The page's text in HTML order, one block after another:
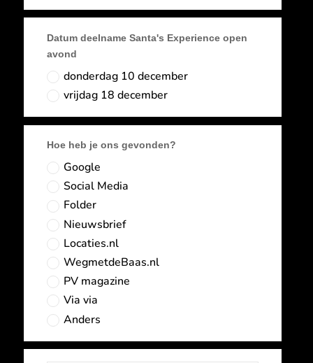
Datum deelname Santa's Experience open
avond
donderdag 10 december
vrijdag 18 december
Hoe heb je ons gevonden?
Google
Social Media
Folder
Nieuwsbrief
Locaties.nl
WegmetdeBaas.nl
PV magazine
Via via
Anders